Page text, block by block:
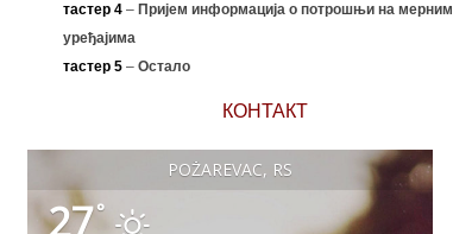
тастер 4 – Пријем информација о потрошњи на мерним
уређајима
тастер 5 – Остало
КОНТАКТ
POŽAREVAC, RS
27°